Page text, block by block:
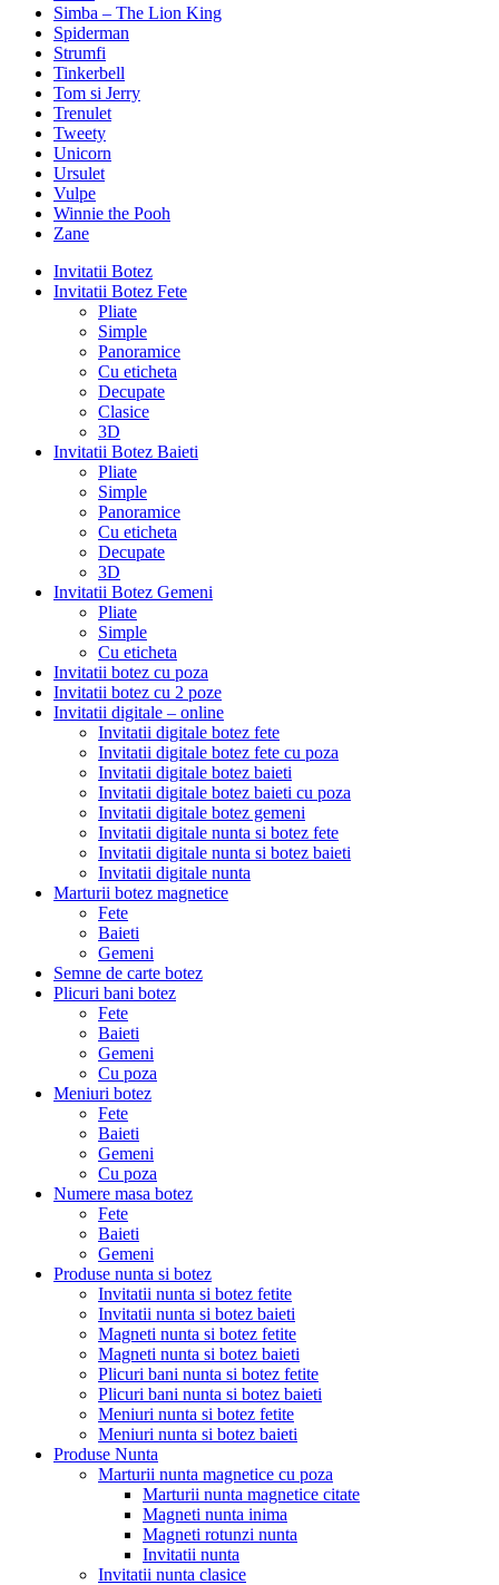
Simba – The Lion King
Spiderman
Strumfi
Tinkerbell
Tom si Jerry
Trenulet
Tweety
Unicorn
Ursulet
Vulpe
Winnie the Pooh
Zane
Invitatii Botez
Invitatii Botez Fete
Pliate
Simple
Panoramice
Cu eticheta
Decupate
Clasice
3D
Invitatii Botez Baieti
Pliate
Simple
Panoramice
Cu eticheta
Decupate
3D
Invitatii Botez Gemeni
Pliate
Simple
Cu eticheta
Invitatii botez cu poza
Invitatii botez cu 2 poze
Invitatii digitale – online
Invitatii digitale botez fete
Invitatii digitale botez fete cu poza
Invitatii digitale botez baieti
Invitatii digitale botez baieti cu poza
Invitatii digitale botez gemeni
Invitatii digitale nunta si botez fete
Invitatii digitale nunta si botez baieti
Invitatii digitale nunta
Marturii botez magnetice
Fete
Baieti
Gemeni
Semne de carte botez
Plicuri bani botez
Fete
Baieti
Gemeni
Cu poza
Meniuri botez
Fete
Baieti
Gemeni
Cu poza
Numere masa botez
Fete
Baieti
Gemeni
Produse nunta si botez
Invitatii nunta si botez fetite
Invitatii nunta si botez baieti
Magneti nunta si botez fetite
Magneti nunta si botez baieti
Plicuri bani nunta si botez fetite
Plicuri bani nunta si botez baieti
Meniuri nunta si botez fetite
Meniuri nunta si botez baieti
Produse Nunta
Marturii nunta magnetice cu poza
Marturii nunta magnetice citate
Magneti nunta inima
Magneti rotunzi nunta
Invitatii nunta
Invitatii nunta clasice